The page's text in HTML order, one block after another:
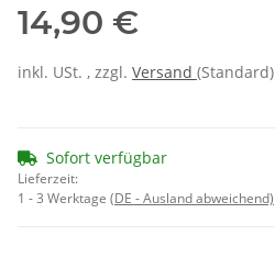
14,90 €
inkl. USt. , zzgl. Versand (Standard)
Sofort verfügbar
Lieferzeit:
1 - 3 Werktage (DE - Ausland abweichend)